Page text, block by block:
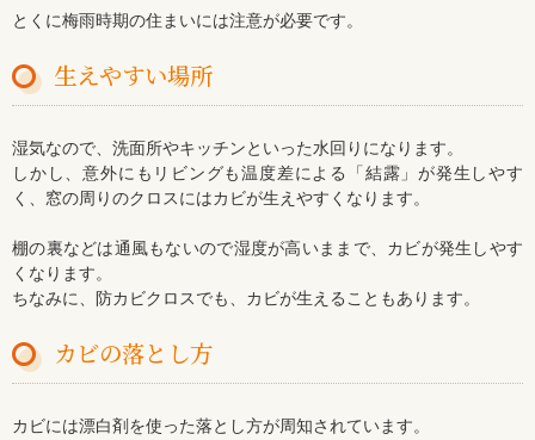
とくに梅雨時期の住まいには注意が必要です。
生えやすい場所
湿気なので、洗面所やキッチンといった水回りになります。
しかし、意外にもリビングも温度差による「結露」が発生しやす
く、窓の周りのクロスにはカビが生えやすくなります。
棚の裏などは通風もないので湿度が高いままで、カビが発生しやす
くなります。
ちなみに、防カビクロスでも、カビが生えることもあります。
カビの落とし方
カビには漂白剤を使った落とし方が周知されています。